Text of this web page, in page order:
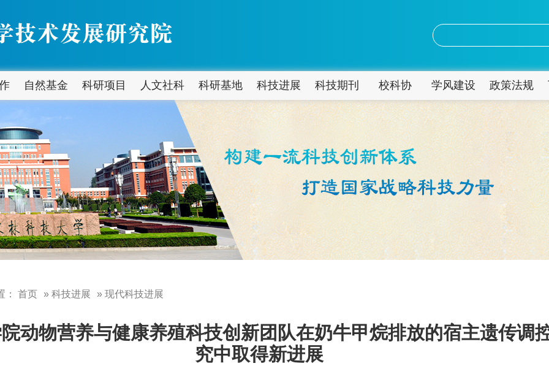
自然基金 科研项目 人文社科 科研基地 科技进展 科技期刊 校科协 学风建设 政策法规
： 首页 » 科技进展 » 现代科技进展
动物营养与健康养殖科技创新团队在奶牛甲烷排放的宿主遗传调
究中取得新进展